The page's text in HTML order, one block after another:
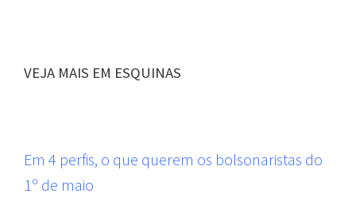
VEJA MAIS EM ESQUINAS
Em 4 perfis, o que querem os bolsonaristas do
1º de maio